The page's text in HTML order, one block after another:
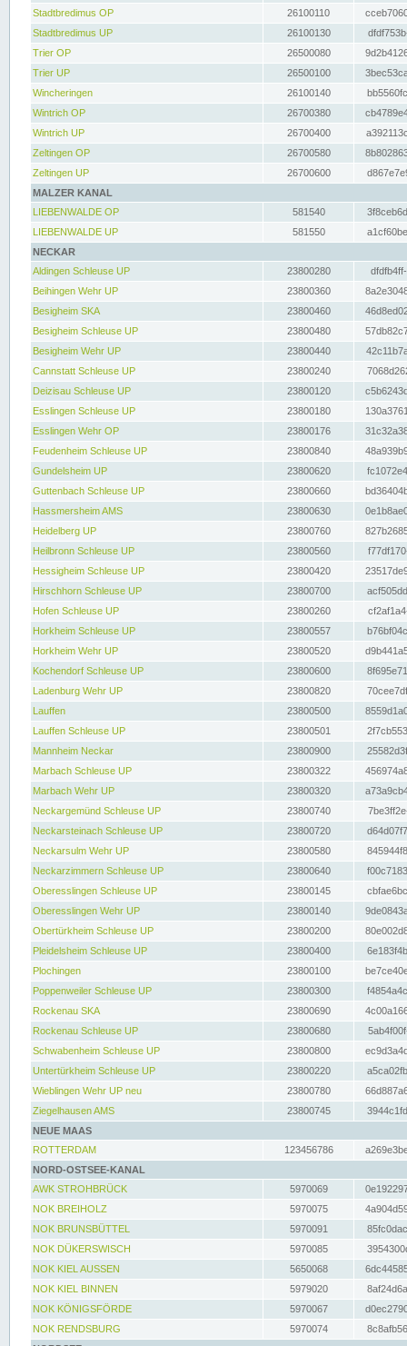
Stadtbredimus OP
26100110
Stadtbredimus UP
26100130
Trier OP
26500080
Trier UP
26500100
Wincheringen
26100140
Wintrich OP
26700380
Wintrich UP
26700400
Zeltingen OP
26700580
Zeltingen UP
26700600
MALZER KANAL
LIEBENWALDE OP
581540
LIEBENWALDE UP
581550
NECKAR
Aldingen Schleuse UP
23800280
Beihingen Wehr UP
23800360
Besigheim SKA
23800460
Besigheim Schleuse UP
23800480
Besigheim Wehr UP
23800440
Cannstatt Schleuse UP
23800240
Deizisau Schleuse UP
23800120
Esslingen Schleuse UP
23800180
Esslingen Wehr OP
23800176
Feudenheim Schleuse UP
23800840
Gundelsheim UP
23800620
Guttenbach Schleuse UP
23800660
Hassmersheim AMS
23800630
Heidelberg UP
23800760
Heilbronn Schleuse UP
23800560
Hessigheim Schleuse UP
23800420
Hirschhorn Schleuse UP
23800700
Hofen Schleuse UP
23800260
Horkheim Schleuse UP
23800557
Horkheim Wehr UP
23800520
Kochendorf Schleuse UP
23800600
Ladenburg Wehr UP
23800820
Lauffen
23800500
Lauffen Schleuse UP
23800501
Mannheim Neckar
23800900
Marbach Schleuse UP
23800322
Marbach Wehr UP
23800320
Neckargemünd Schleuse UP
23800740
Neckarsteinach Schleuse UP
23800720
Neckarsulm Wehr UP
23800580
Neckarzimmern Schleuse UP
23800640
Oberesslingen Schleuse UP
23800145
Oberesslingen Wehr UP
23800140
Obertürkheim Schleuse UP
23800200
Pleidelsheim Schleuse UP
23800400
Plochingen
23800100
Poppenweiler Schleuse UP
23800300
Rockenau SKA
23800690
Rockenau Schleuse UP
23800680
Schwabenheim Schleuse UP
23800800
Untertürkheim Schleuse UP
23800220
Wieblingen Wehr UP neu
23800780
Ziegelhausen AMS
23800745
NEUE MAAS
ROTTERDAM
123456786
NORD-OSTSEE-KANAL
AWK STROHBRÜCK
5970069
NOK BREIHOLZ
5970075
NOK BRUNSBÜTTEL
5970091
NOK DÜKERSWISCH
5970085
NOK KIEL AUSSEN
5650068
NOK KIEL BINNEN
5979020
NOK KÖNIGSFÖRDE
5970067
NOK RENDSBURG
5970074